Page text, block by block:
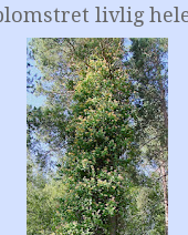
livlig